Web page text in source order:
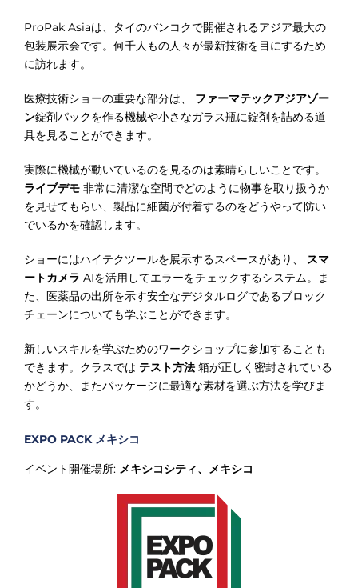
ProPak Asiaは、タイのバンコクで開催されるアジア最大の
包装展示会です。何千人もの人々が最新技術を目にするため
に訪れます。
医療技術ショーの重要な部分は、 ファーマテックアジアゾー
ン錠剤パックを作る機械や小さなガラス瓶に錠剤を詰める道
具を見ることができます。
実際に機械が動いているのを見るのは素晴らしいことです。
ライブデモ 非常に清潔な空間でどのように物事を取り扱うか
を見せてもらい、製品に細菌が付着するのをどうやって防い
でいるかを確認します。
ショーにはハイテクツールを展示するスペースがあり、
スマ
ートカメラ AIを活用してエラーをチェックするシステム。ま
た、医薬品の出所を示す安全なデジタルログであるブロック
チェーンについても学ぶことができます。
新しいスキルを学ぶためのワークショップに参加することも
できます。クラスでは テスト方法 箱が正しく密封されている
かどうか、またパッケージに最適な素材を選ぶ方法を学びま
す。
EXPO PACK メキシコ
イベント開催場所: メキシコシティ、メキシコ